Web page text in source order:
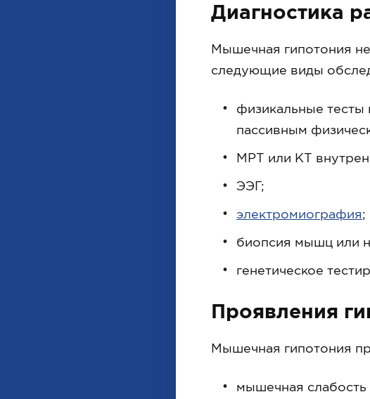
Диагностика
Мышечная гипотония
следующие виды
физикальные
пассивным
МРТ или КТ
ЭЭГ;
электромиография;
биопсия мышц или
генетическое
Проявления
Мышечная гипотония
мышечная слабость